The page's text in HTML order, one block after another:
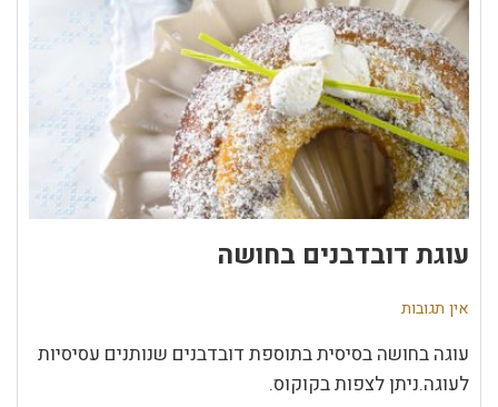
עוגת דובדבנים בחושה
אין תגובות
עוגה בחושה בסיסית בתוספת דובדבנים שנותנים עסיסיות
לעוגה.ניתן לצפות בקוקוס.